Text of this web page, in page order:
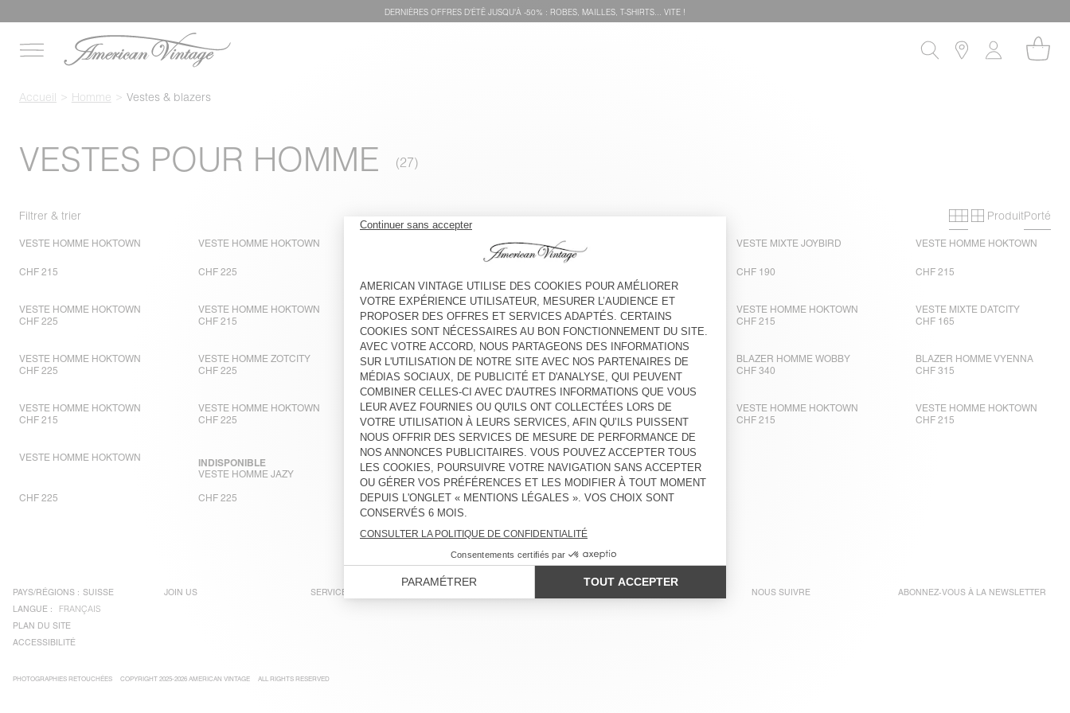
DERNIÈRES OFFRES D'ÉTÊ JUSQU'À -50% : ROBES, MAILLES, T-SHIRTS... VITE !
Accueil Homme Vestes & blazers
VESTES POUR HOMME
Filtrer & trier Grille primaire
Grille
ProduitPorté
VESTE HOMME HOKTOWN
CHF 215
VESTE HOMME HOKTOWN
CHF 225
BLAZER HOMME AYANY VESTE MIXTE JOYBIRD
CHF 190
VESTE HOMME HOKTOWN
CHF 215
VESTE HOMME HOKTOWN
CHF 225
VESTE HOMME HOKTOWN
CHF 215
VESTE HOMME HOKTOWN
CHF 215
VESTE HOMME HOKTOWN
CHF 225
VESTE HOMME HOKTOWN
CHF 215
VESTE MIXTE DATCITY
CHF 165
VESTE HOMME HOKTOWN
CHF 225
VESTE HOMME ZOTCITY
CHF 225
VESTE HOMME YOPDAY
CHF 215
VESTE HOMME HOKTOWN
CHF 215
BLAZER HOMME WOBBY
CHF 340
BLAZER HOMME VYENNA
CHF 315
VESTE HOMME HOKTOWN
CHF 215
VESTE HOMME HOKTOWN
CHF 225
VESTE MIXTE YOPDAY
CHF 190
VESTE HOMME HOKTOWN
CHF 225
VESTE HOMME HOKTOWN
CHF 215
VESTE HOMME HOKTOWN
CHF 215
VESTE HOMME HOKTOWN
CHF 225
VESTE HOMME JAZY
INDISPONIBLE
CHF 225
BLAZER MIXTE AYANY - 20
YEARS
INDISPONIBLE
CHF 400
PAYS/RÉGIONS : SUISSE
LANGUE :
FRANÇAIS
PLAN DU SITE
ACCESSIBILITÉ
JOIN US SERVICE CLIENT NOUS SUIVRE ABONNEZ-VOUS À LA NEWSLETTER
PHOTOGRAPHIES RETOUCHÉES COPYRIGHT 2025-2026 AMERICAN VINTAGE ALL RIGHTS RESERVED